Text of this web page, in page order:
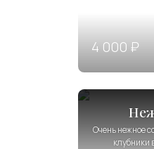
4 000 ₽
Очень нежное
клубники